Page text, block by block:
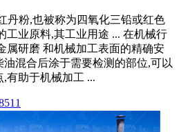
丹粉,也被称为四氧化三铅或红色
工业原料,其工业用途 ... 在机械行
属研磨 和机械加工表面的精确安
混合后涂于需要检测的部位,可以
有助于机械加工 ...